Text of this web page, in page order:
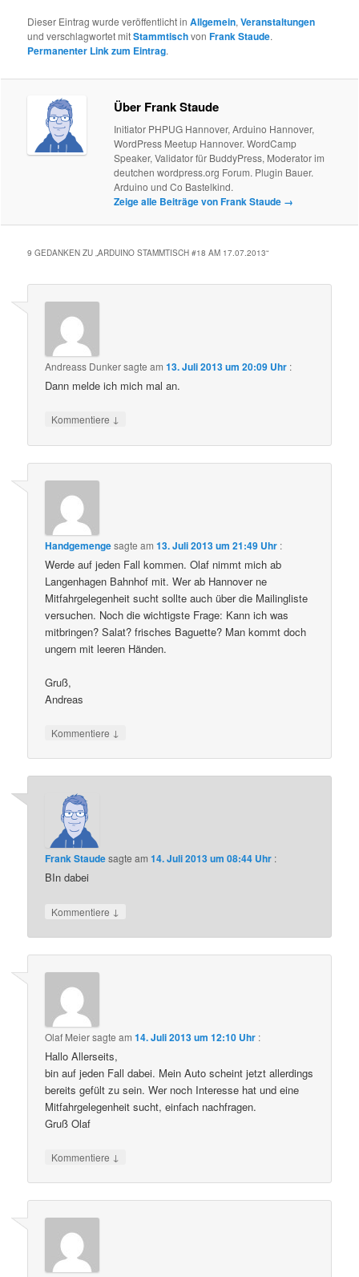
Dieser Eintrag wurde veröffentlicht inAllgemein,Veranstaltungen
und verschlagwortet mitStammtischvonFrank Staude.
Permanenter Link zum Eintrag.
Über Frank Staude
Initiator PHPUG Hannover, Arduino Hannover,
WordPress Meetup Hannover. WordCamp
Speaker, Validator für BuddyPress, Moderator im
deutchen wordpress.org Forum. Plugin Bauer.
Arduino und Co Bastelkind.
Zeige alle Beiträge von Frank Staude →
9 GEDANKEN ZU „ARDUINO STAMMTISCH #18 AM 17.07.2013“
Andreass Dunkersagte am13. Juli 2013 um 20:09 Uhr :
Dann melde ich mich mal an.
Kommentiere ↓
Handgemengesagte am13. Juli 2013 um 21:49 Uhr :
Werde auf jeden Fall kommen. Olaf nimmt mich ab
Langenhagen Bahnhof mit. Wer ab Hannover ne
Mitfahrgelegenheit sucht sollte auch über die Mailingliste
versuchen. Noch die wichtigste Frage: Kann ich was
mitbringen? Salat? frisches Baguette? Man kommt doch
ungern mit leeren Händen.
Gruß,
Andreas
Kommentiere ↓
Frank Staudesagte am14. Juli 2013 um 08:44 Uhr :
BIn dabei
Kommentiere ↓
Olaf Meiersagte am14. Juli 2013 um 12:10 Uhr :
Hallo Allerseits,
bin auf jeden Fall dabei. Mein Auto scheint jetzt allerdings
bereits gefült zu sein. Wer noch Interesse hat und eine
Mitfahrgelegenheit sucht, einfach nachfragen.
Gruß Olaf
Kommentiere ↓